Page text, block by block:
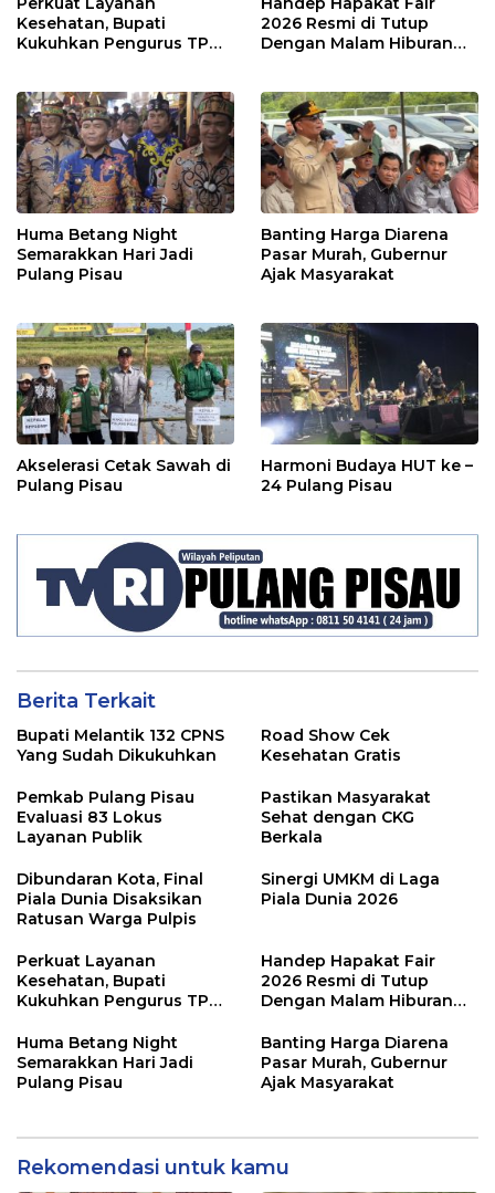
Kesehatan, Bupati
Kukuhkan Pengurus TP
2026 Resmi di Tutup
Dengan Malam Hiburan
Huma Betang Night
Semarakkan Hari Jadi
Pulang Pisau
Banting Harga Diarena
Pasar Murah, Gubernur
Ajak Masyarakat
Akselerasi Cetak Sawah di
Pulang Pisau
Harmoni Budaya HUT ke –
24 Pulang Pisau
Berita Terkait
Bupati Melantik 132 CPNS
Yang Sudah Dikukuhkan
Road Show Cek
Kesehatan Gratis
Pemkab Pulang Pisau
Evaluasi 83 Lokus
Layanan Publik
Pastikan Masyarakat
Sehat dengan CKG
Berkala
Dibundaran Kota, Final
Piala Dunia Disaksikan
Ratusan Warga Pulpis
Sinergi UMKM di Laga
Piala Dunia 2026
Perkuat Layanan
Kesehatan, Bupati
Kukuhkan Pengurus TP
Handep Hapakat Fair
2026 Resmi di Tutup
Dengan Malam Hiburan
Huma Betang Night
Semarakkan Hari Jadi
Pulang Pisau
Banting Harga Diarena
Pasar Murah, Gubernur
Ajak Masyarakat
Rekomendasi untuk kamu